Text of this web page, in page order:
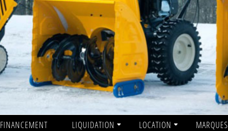
FINANCEMENT LIQUIDATION LOCATION MARQUES